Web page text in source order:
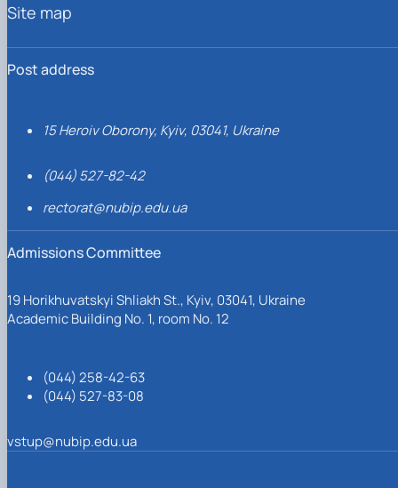
Post address
15 Heroiv Oborony, Kyiv, 03041, Ukraine
(044) 527-82-42
rectorat@nubip.edu.ua
Admissions Committee
19 Horikhuvatskyi Shliakh St., Kyiv, 03041, Ukraine
Academic Building No. 1, room No. 12
(044) 258-42-63
(044) 527-83-08
vstup@nubip.edu.ua
Site map